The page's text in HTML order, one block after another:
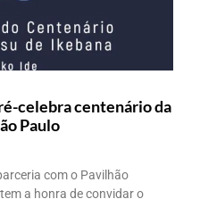
celebra centenário da
Paulo
com o Pavilhão
a honra de convidar o